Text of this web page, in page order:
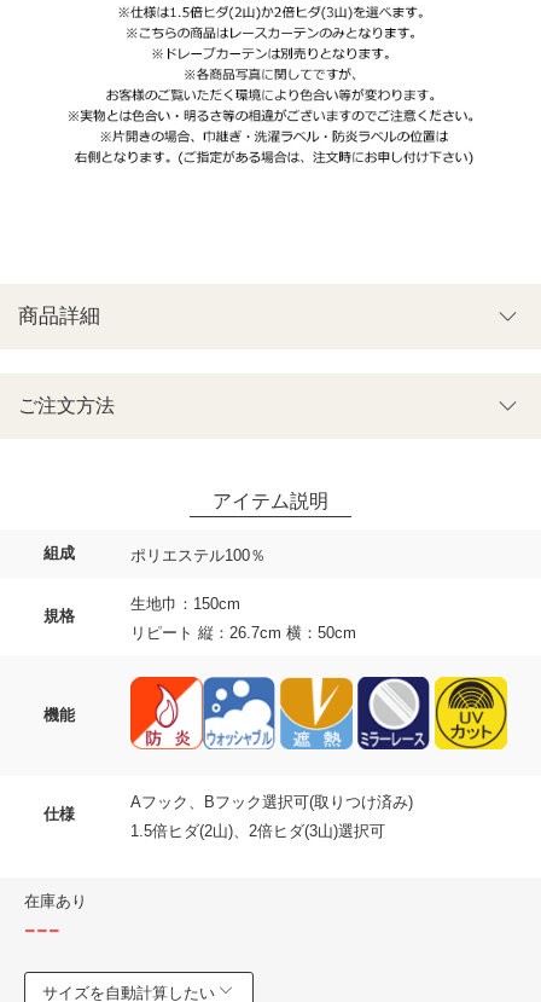
組成 ポリエステル100％
規格
生地巾：150cm
リピート 縦：26.7cm 横：50cm
機能
仕様
Aフック、Bフック選択可(取りつけ済み)
1.5倍ヒダ(2山)、2倍ヒダ(3山)選択可
在庫あり
---
サイズを自動計算したい
ご注文方法
商品詳細